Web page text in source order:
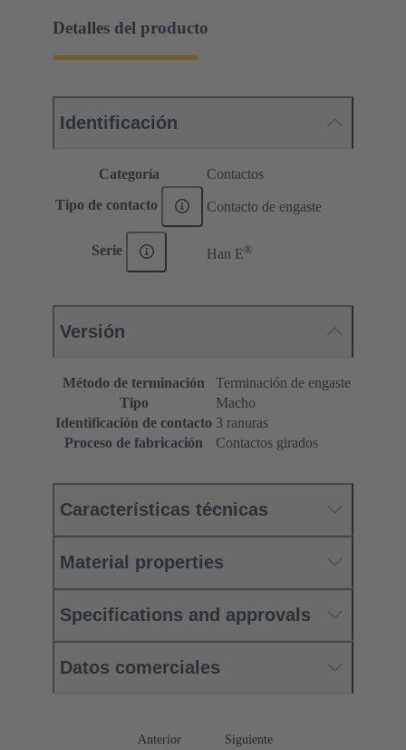
Detalles del producto
Identificación
Categoría Contactos
Tipo de contacto Contacto de engaste
Serie Han E®
Versión
Método de terminación
Terminación de engaste
Tipo
Macho
Identificación de contacto 3 ranuras
Proceso de fabricación
Contactos girados
Características técnicas
Material properties
Specifications and approvals
Datos comerciales
Anterior Siguiente